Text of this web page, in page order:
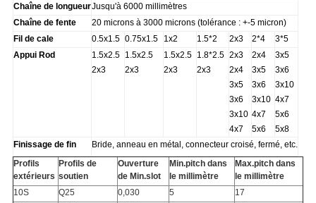
Chaîne de longueurJusqu'à 6000 millimètres
Chaîne de fente
20 microns à 3000 microns (tolérance : +-5 micron)
Fil de cale
0.5x1.5 0.75x1.5 1x2 1.5*2 2x3 2*4
3*5
Appui Rod
1.5x2.5
2x3
1.5x2.5
2x3
1.5x2.5
2x3
1.8*2.5
2x3
2x3
2x4
3x5
3x6
3x10
4x7
2x4
3x5
3x6
3x10
4x7
5x6
3x5
3x6
3x10
4x7
5x6
5x8
Finissage de fin
Bride, anneau en métal, connecteur croisé, fermé, etc.
Profils
extérieurs
Profils de
soutien
Ouverture
de Min.slot
Min.pitch dans
le millimètre
Max.pitch dans
le millimètre
10S
Q25 0,030 5
17